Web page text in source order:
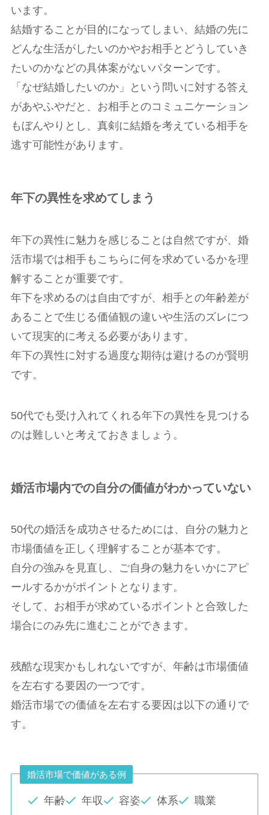
います。
結婚することが目的になってしまい、結婚の先に
どんな生活がしたいのかやお相手とどうしていき
たいのかなどの具体案がないパターンです。
「なぜ結婚したいのか」という問いに対する答え
があやふやだと、お相手とのコミュニケーション
もぼんやりとし、真剣に結婚を考えている相手を
逃す可能性があります。
年下の異性を求めてしまう
年下の異性に魅力を感じることは自然ですが、婚
活市場では相手もこちらに何を求めているかを理
解することが重要です。
年下を求めるのは自由ですが、相手との年齢差が
あることで生じる価値観の違いや生活のズレにつ
いて現実的に考える必要があります。
年下の異性に対する過度な期待は避けるのが賢明
です。
50代でも受け入れてくれる年下の異性を見つける
のは難しいと考えておきましょう。
婚活市場内での自分の価値がわかっていない
50代の婚活を成功させるためには、自分の魅力と
市場価値を正しく理解することが基本です。
自分の強みを見直し、ご自身の魅力をいかにアピ
ールするかがポイントとなります。
そして、お相手が求めているポイントと合致した
場合にのみ先に進むことができます。
残酷な現実かもしれないですが、年齢は市場価値
を左右する要因の一つです。
婚活市場での価値を左右する要因は以下の通りで
す。
婚活市場で価値がある例
年齢 年収 容姿 体系
職業